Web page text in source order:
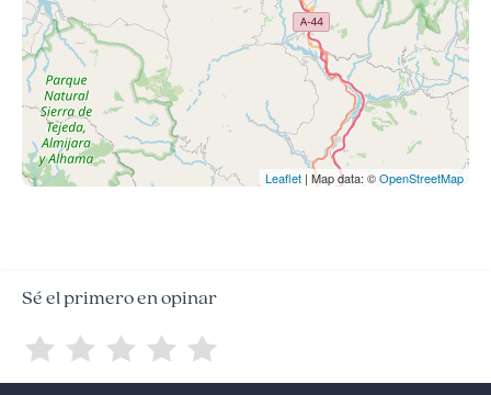
Leaflet | Map data: ©OpenStreetMap
Sé el primero en opinar